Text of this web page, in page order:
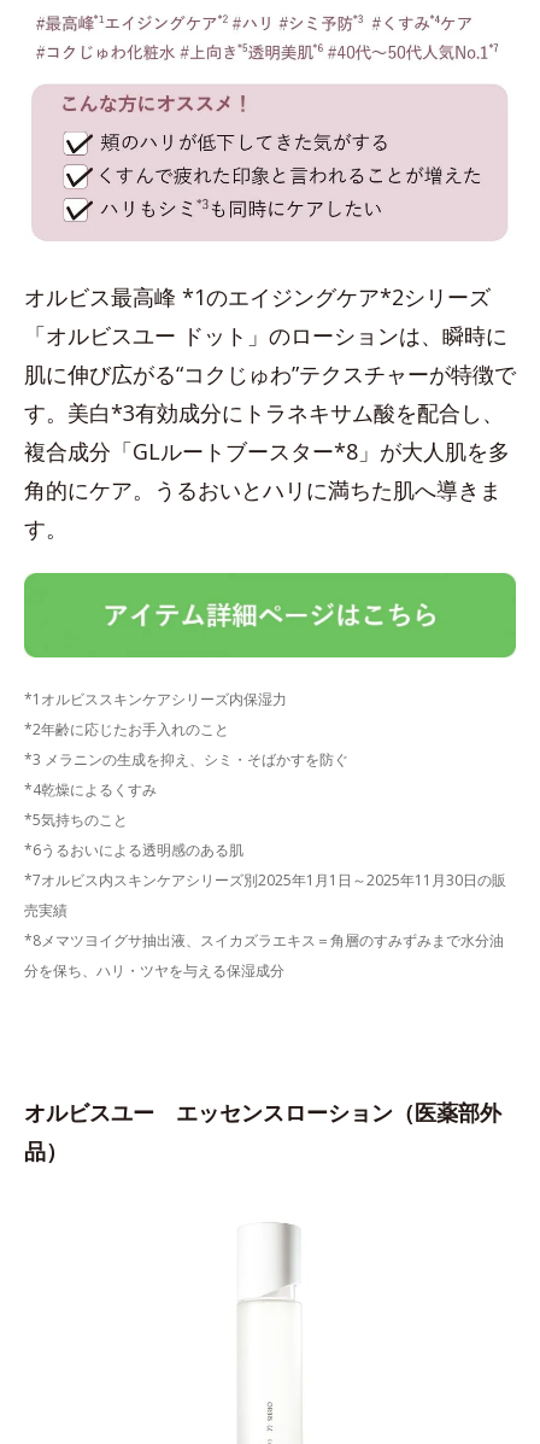
オルビス最高峰 *1のエイジングケア*2シリーズ
「オルビスユー ドット」のローションは、瞬時に
肌に伸び広がる“コクじゅわ”テクスチャーが特徴で
す。美白*3有効成分にトラネキサム酸を配合し、
複合成分「GLルートブースター*8」が大人肌を多
角的にケア。うるおいとハリに満ちた肌へ導きま
す。
*1オルビススキンケアシリーズ内保湿力
*2年齢に応じたお手入れのこと
*3 メラニンの生成を抑え、シミ・そばかすを防ぐ
*4乾燥によるくすみ
*5気持ちのこと
*6うるおいによる透明感のある肌
*7オルビス内スキンケアシリーズ別2025年1月1日～2025年11月30日の販
売実績
*8メマツヨイグサ抽出液、スイカズラエキス＝角層のすみずみまで水分油
分を保ち、ハリ・ツヤを与える保湿成分
オルビスユー エッセンスローション（医薬部外
品）